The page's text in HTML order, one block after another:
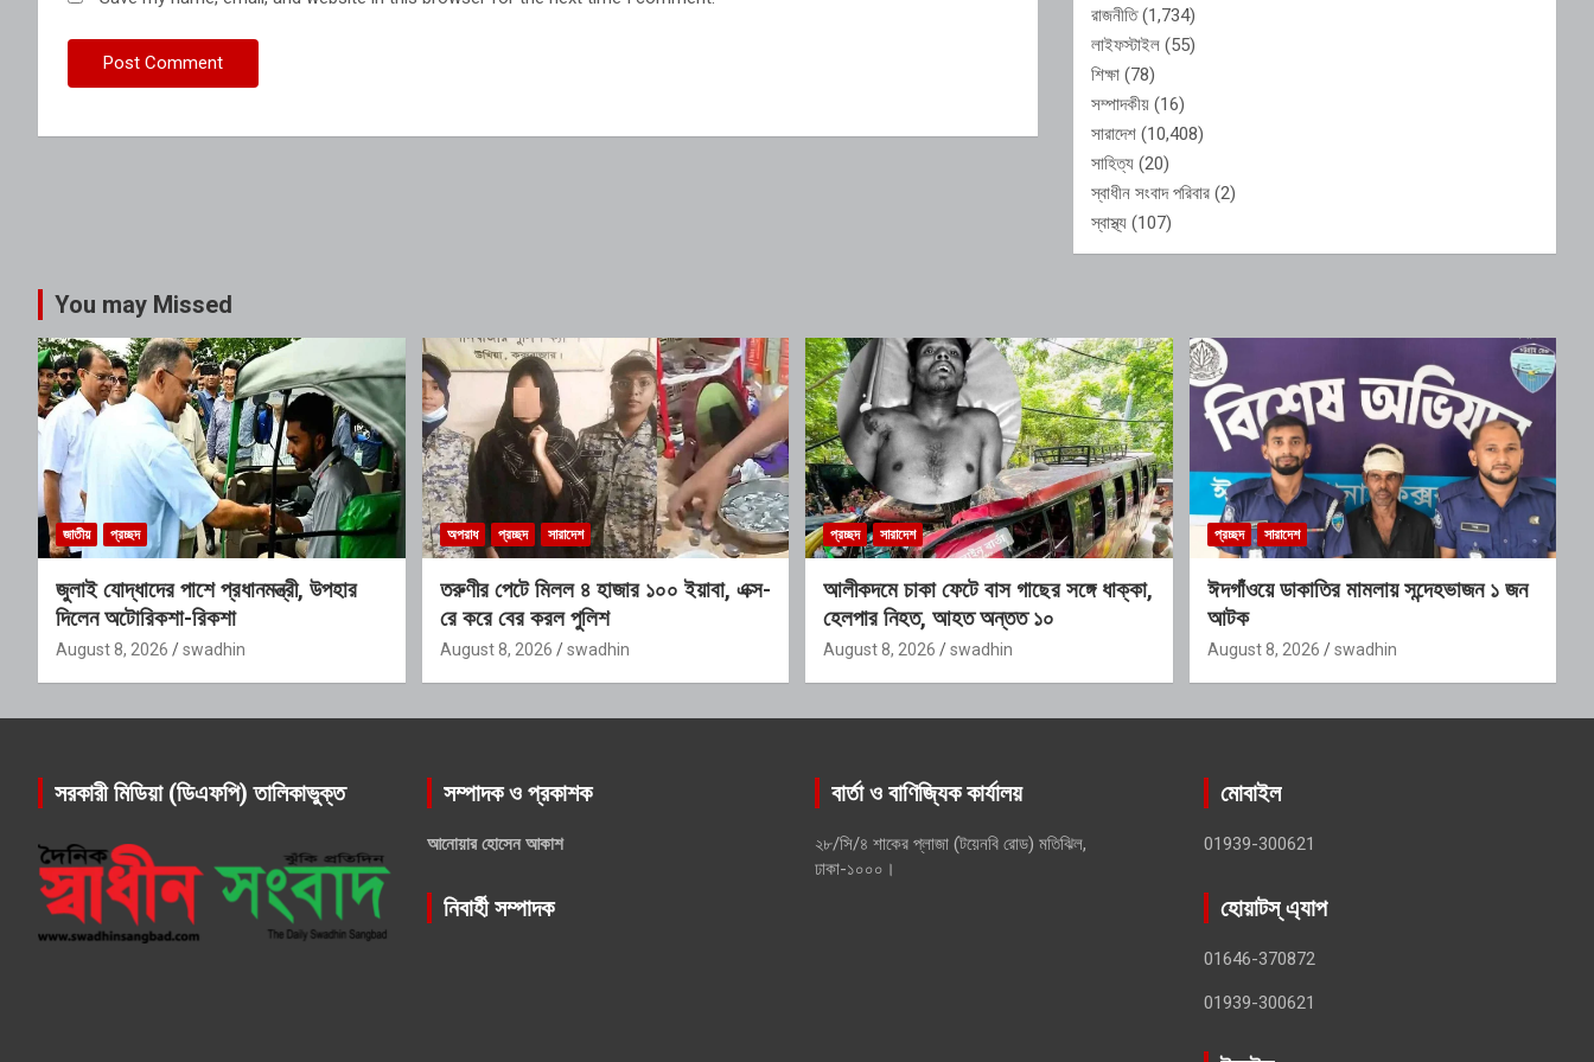
রাজনীতি(1,734)
লাইফস্টাইল (55)
শিক্ষা (78)
সম্পাদকীয় (16)
সারাদেশ (10,408)
সাহিত্য (20)
স্বাধীন সংবাদ পরিবার (2)
স্বাস্থ্য (107)
You may Missed
জাতীয় প্রচ্ছদ
জুলাই যোদ্ধাদের পাশে প্রধানমন্ত্রী, উপহার
দিলেন অটোরিকশা-রিকশা
August 8, 2026 swadhin
অপরাধ প্রচ্ছদ সারাদেশ
তরুণীর পেটে মিলল ৪ হাজার ১০০ ইয়াবা, এক্স-
রে করে বের করল পুলিশ
August 8, 2026 swadhin
প্রচ্ছদ সারাদেশ
আলীকদমে চাকা ফেটে বাস গাছের সঙ্গে ধাক্কা,
হেলপার নিহত, আহত অন্তত ১০
August 8, 2026 swadhin
প্রচ্ছদ সারাদেশ
ঈদগাঁওয়ে ডাকাতির মামলায় সন্দেহভাজন ১ জন
আটক
August 8, 2026 swadhin
সরকারী মিডিয়া (ডিএফপি) তালিকাভুক্ত সম্পাদক ও প্রকাশক
আনোয়ার হোসেন আকাশ
নিবার্হী সম্পাদক
বার্তা ও বাণিজ্যিক কার্যালয়
২৮/সি/৪ শাকের প্লাজা (টয়েনবি রোড) মতিঝিল,
ঢাকা-১০০০।
মোবাইল
01939-300621
হোয়াটস্ এ্যাপ
01646-370872
01939-300621